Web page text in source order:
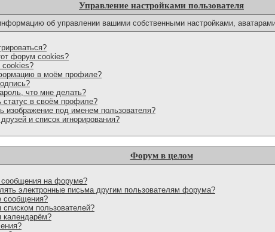
Управление настройками пользователя
об управлении вашими собственными настройками,
форум cookies?
cookies?
в моём профиле?
что мне делать?
статус в своём профиле?
изображение под именем пользователя?
и список игнорирования?
Форум в целом
сообщения на форуме?
электронные письма другим пользователям форума?
сообщения?
списком пользователей?
календарём?